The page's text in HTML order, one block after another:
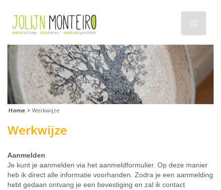
Home Werkwijze
Werkwijze
Aanmelden
Je kunt je aanmelden via het aanmeldformulier. Op deze manier
heb ik direct alle informatie voorhanden. Zodra je een aanmelding
hebt gedaan ontvang je een bevestiging en zal ik contact